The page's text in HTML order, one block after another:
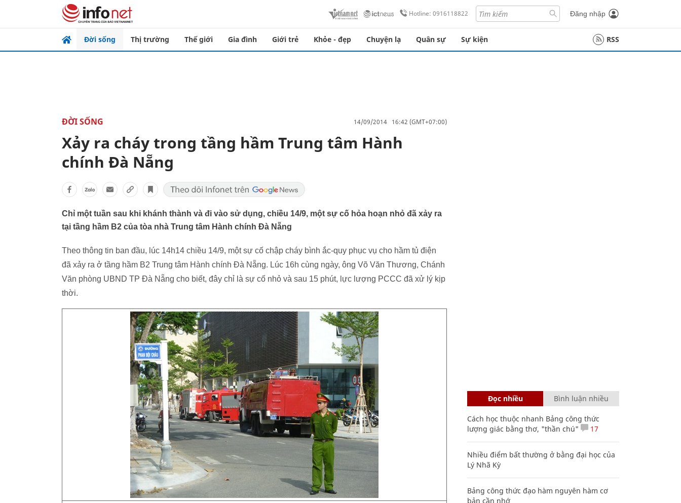
Hotline: 0916118822 Đăng nhập
Đời sống Thị trường Thế giới Gia đình Giới trẻ Khỏe - đẹp Chuyện lạ Quân sự Sự kiện RSS
ĐỜI SỐNG 14/09/2014 16:42 (GMT+07:00)
Xảy ra cháy trong tầng hầm Trung tâm Hành
chính Đà Nẵng
Chỉ một tuần sau khi khánh thành và đi vào sử dụng, chiều 14/9, một sự cố hỏa hoạn nhỏ đã xảy ra
tại tầng hầm B2 của tòa nhà Trung tâm Hành chính Đà Nẵng
Theo thông tin ban đầu, lúc 14h14 chiều 14/9, một sự cố chập cháy bình ắc-quy phục vụ cho hầm tủ điện
đã xảy ra ở tầng hầm B2 Trung tâm Hành chính Đà Nẵng. Lúc 16h cùng ngày, ông Võ Văn Thương, Chánh
Văn phòng UBND TP Đà Nẵng cho biết, đây chỉ là sự cố nhỏ và sau 15 phút, lực lượng PCCC đã xử lý kịp
thời.
Đọc nhiều Bình luận nhiều
Cách học thuộc nhanh Bảng công thức
lượng giác bằng thơ, "thần chú"
17
Nhiều điểm bất thường ở bằng đại học của
Lý Nhã Kỳ
Bảng công thức đạo hàm nguyên hàm cơ
bản cần nhớ